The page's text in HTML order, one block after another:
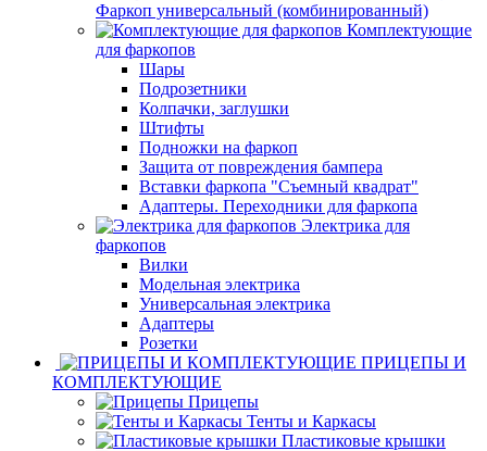
Фаркоп универсальный (комбинированный)
Комплектующие
для фаркопов
Шары
Подрозетники
Колпачки, заглушки
Штифты
Подножки на фаркоп
Защита от повреждения бампера
Вставки фаркопа "Съемный квадрат"
Адаптеры. Переходники для фаркопа
Электрика для
фаркопов
Вилки
Модельная электрика
Универсальная электрика
Адаптеры
Розетки
ПРИЦЕПЫ И
КОМПЛЕКТУЮЩИЕ
Прицепы
Тенты и Каркасы
Пластиковые крышки